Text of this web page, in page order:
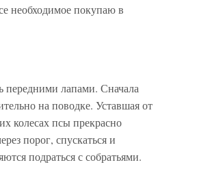
необходимое покупаю в
передними лапами. Сначала
на поводке. Уставшая от
колесах псы прекрасно
порог, спускаться и
подраться с собратьями.